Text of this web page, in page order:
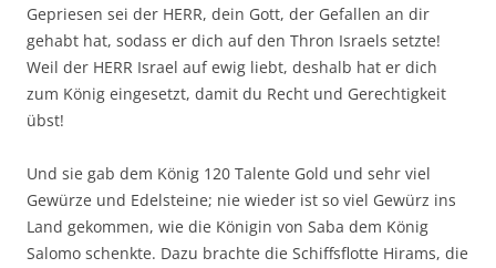
Gepriesen sei der HERR, dein Gott, der Gefallen an dir
gehabt hat, sodass er dich auf den Thron Israels setzte!
Weil der HERR Israel auf ewig liebt, deshalb hat er dich
zum König eingesetzt, damit du Recht und Gerechtigkeit
übst!
Und sie gab dem König 120 Talente Gold und sehr viel
Gewürze und Edelsteine; nie wieder ist so viel Gewürz ins
Land gekommen, wie die Königin von Saba dem König
Salomo schenkte. Dazu brachte die Schiffsflotte Hirams, die